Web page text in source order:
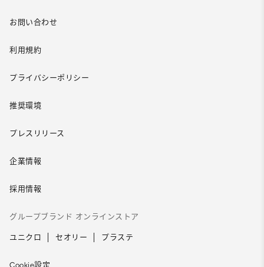
お問い合わせ
利用規約
プライバシーポリシー
推奨環境
プレスリリース
企業情報
採用情報
グループブランド オンラインストア
ユニクロ セオリー プラステ
Cookie設定